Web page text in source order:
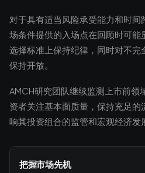
对于具有适当风险承受能力和时
场条件提供的入场点在回顾时可能
选择标准上保持纪律，同时对不完
保持开放。
AMCH研究团队继续监测上市前领
资者关注基本面质量，保持充足的
响其投资组合的监管和宏观经济发
把握市场先机